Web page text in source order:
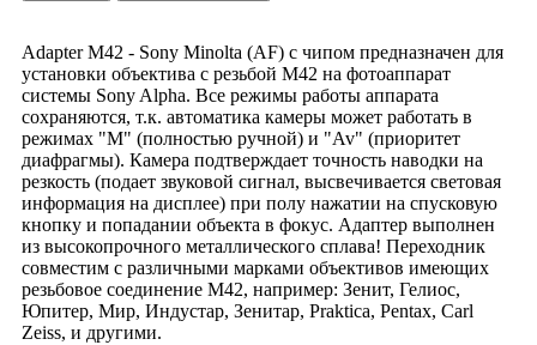
Adapter M42 - Sony Minolta (AF) с чипом предназначен для
установки объектива с резьбой М42 на фотоаппарат
системы Sony Alpha. Все режимы работы аппарата
сохраняются, т.к. автоматика камеры может работать в
режимах "М" (полностью ручной) и "Av" (приоритет
диафрагмы). Камера подтверждает точность наводки на
резкость (подает звуковой сигнал, высвечивается световая
информация на дисплее) при полу нажатии на спусковую
кнопку и попадании объекта в фокус. Адаптер выполнен
из высокопрочного металлического сплава! Переходник
совместим с различными марками объективов имеющих
резьбовое соединение M42, например: Зенит, Гелиос,
Юпитер, Мир, Индустар, Зенитар, Praktica, Pentax, Carl
Zeiss, и другими.